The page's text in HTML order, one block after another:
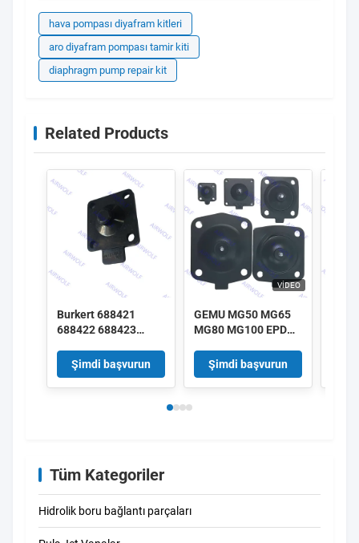
hava pompası diyafram kitleri
aro diyafram pompası tamir kiti
diaphragm pump repair kit
Related Products
Burkert 688421
688422 688423
Diyafram 2030A
2030 Solenoid Valf
Tamir Kütesi
Şimdi başvurun
VIDEO
GEMU MG50 MG65
MG80 MG100 EPDM
Diyafragma Valfları
için Diyafragma
kitleri
Şimdi başvurun
Tüm Kategoriler
Hidrolik boru bağlantı parçaları